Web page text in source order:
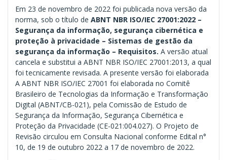
Em 23 de novembro de 2022 foi publicada nova versão da
norma, sob o título de ABNT NBR ISO/IEC 27001:2022 –
Segurança da informação, segurança cibernética e
proteção à privacidade – Sistemas de gestão da
segurança da informação – Requisitos. A versão atual
cancela e substitui a ABNT NBR ISO/IEC 27001:2013, a qual
foi tecnicamente revisada. A presente versão foi elaborada
A ABNT NBR ISO/IEC 27001 foi elaborada no Comitê
Brasileiro de Tecnologias da Informação e Transformação
Digital (ABNT/CB-021), pela Comissão de Estudo de
Segurança da Informação, Segurança Cibernética e
Proteção da Privacidade (CE-021:004.027). O Projeto de
Revisão circulou em Consulta Nacional conforme Edital n°
10, de 19 de outubro 2022 a 17 de novembro de 2022.